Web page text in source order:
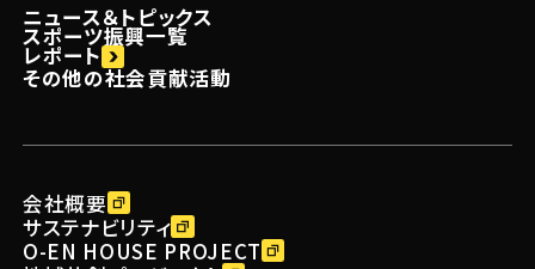
ニュース＆トピックス
スポーツ振興一覧
レポート
その他の社会貢献活動
会社概要
サステナビリティ
O-EN HOUSE PROJECT